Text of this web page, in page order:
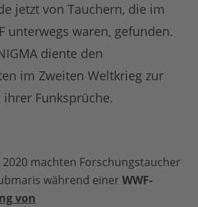
jetzt von Tauchern, die im
unterwegs waren, gefunden.
diente den
im Zweiten Weltkrieg zur
Funksprüche.
machten Forschungstaucher
während einer WWF-
von